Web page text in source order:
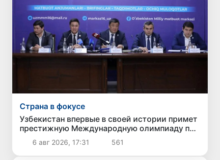
Страна в фокусе
Узбекистан впервые в своей истории примет
престижную Международную олимпиаду по
информатике IOI 2026
6 авг 2026, 17:31 561